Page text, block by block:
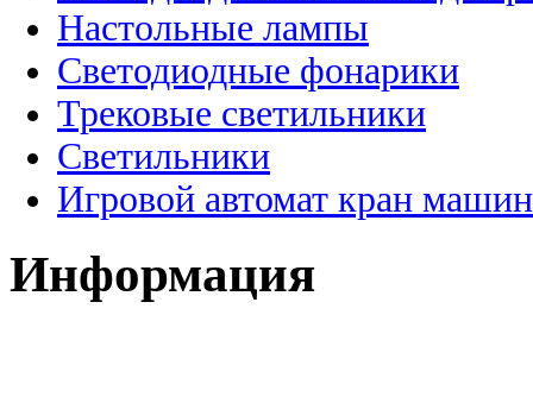
Настольные лампы
Светодиодные фонарики
Трековые светильники
Светильники
Игровой автомат кран
Информация